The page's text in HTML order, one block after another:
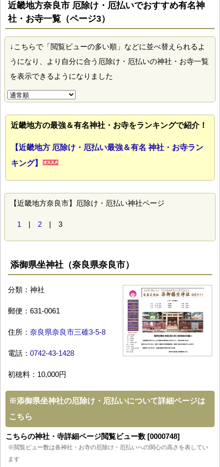
近畿地方奈良市 厄除け・厄払いでおすすめ有名神
社・お寺一覧（ページ3）
↓こちらで「閲覧ビューの多い順」などに並べ替えられるよ
うになり、より自分に合う厄除け・厄払いの神社・お寺一覧
を表示できるようになりました
近畿地方の最強＆有名神社・お寺をランキングで紹介！
【近畿地方 厄除け・厄払い最強＆有名 神社・お寺ラン
キング】
【近畿地方奈良市】厄除け・厄払い神社ページ
1 | 2 | 3
添御県坐神社（奈良県奈良市）
分類：神社
郵便：631-0061
住所： 奈良県奈良市三碓3-5-8
電話： 0742-43-1428
初穂料：10,000円
※添御県坐神社の厄除け・厄払いについて詳細ページは
こちら
こちらの神社・寺詳細ページ閲覧ビュー数 [0000748]
※閲覧ビュー数は各神社・お寺の厄除け・厄払いへの関心の高さを表してい
ます